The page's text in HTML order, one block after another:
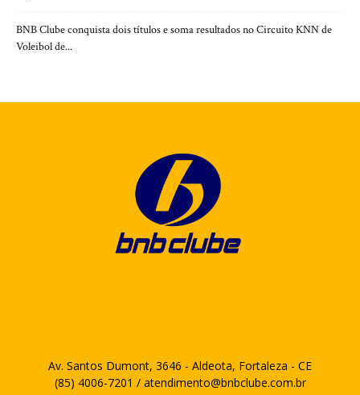
BNB Clube conquista dois títulos e soma resultados no Circuito KNN de
Voleibol de...
Av. Santos Dumont, 3646 - Aldeota, Fortaleza - CE
(85) 4006-7201 / atendimento@bnbclube.com.br